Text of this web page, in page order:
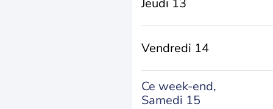
Jeudi 13
Vendredi 14
Ce week-end,
Samedi 15